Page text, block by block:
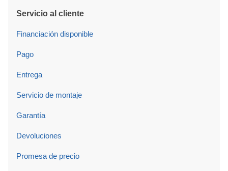
Servicio al cliente
Financiación disponible
Pago
Entrega
Servicio de montaje
Garantía
Devoluciones
Promesa de precio